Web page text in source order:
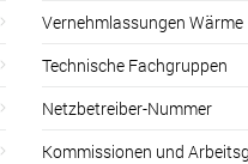
Vernehmlassungen Wärme
Technische Fachgruppen
Netzbetreiber-Nummer
Kommissionen und